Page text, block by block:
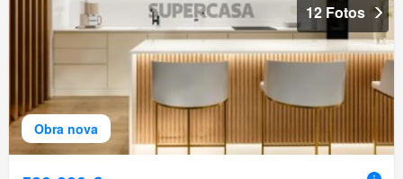
Obra nova
12 Fotos